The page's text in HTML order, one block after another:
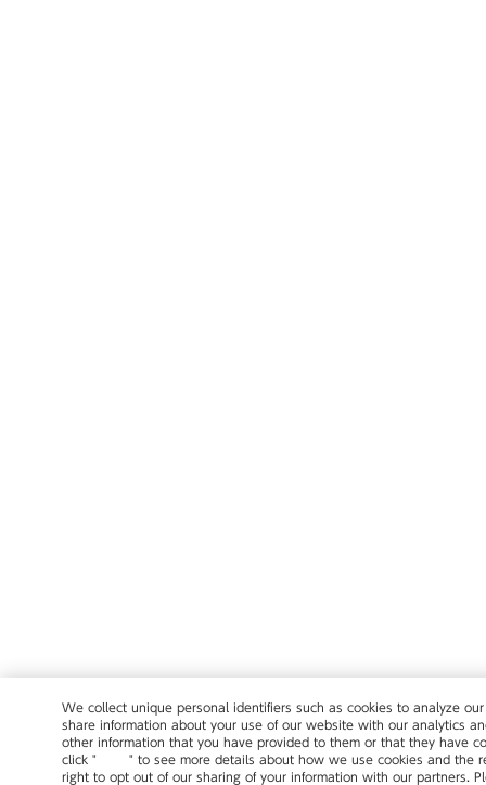
We collect unique personal identifiers such as cookies to analyze
share information about your use of our website with our analytics
other information that you have provided to them or that they have
click "
" to see more details about how we use cookies and the
right to opt out of our sharing of your information with our partners.